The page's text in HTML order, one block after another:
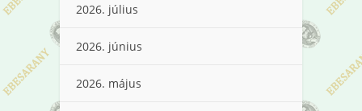
2026. július
2026. június
2026. május